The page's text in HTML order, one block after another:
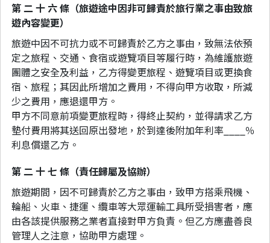
第 二 十 六 條（旅遊途中因非可歸責於旅行業之事由致旅
遊內容變更）
旅遊中因不可抗力或不可歸責於乙方之事由，致無法依預
定之旅程、交通、食宿或遊覽項目等履行時，為維護旅遊
團體之安全及利益，乙方得變更旅程、遊覽項目或更換食
宿、旅程；其因此所增加之費用，不得向甲方收取，所減
少之費用，應退還甲方。
甲方不同意前項變更旅程時，得終止契約，並得請求乙方
墊付費用將其送回原出發地，於到達後附加年利率____％
利息償還乙方。
第 二 十 七 條（責任歸屬及協辦）
旅遊期間，因不可歸責於乙方之事由，致甲方搭乘飛機、
輪船、火車、捷運、纜車等大眾運輸工具所受損害者，應
由各該提供服務之業者直接對甲方負責。但乙方應盡善良
管理人之注意，協助甲方處理。